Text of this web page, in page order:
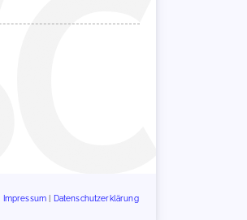
Impressum Datenschutzerklärung